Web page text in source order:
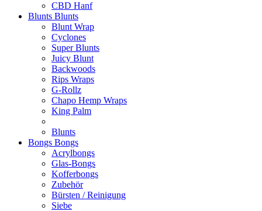
CBD Hanf
Blunts Blunts
Blunt Wrap
Cyclones
Super Blunts
Juicy Blunt
Backwoods
Rips Wraps
G-Rollz
Chapo Hemp Wraps
King Palm
Blunts
Bongs Bongs
Acrylbongs
Glas-Bongs
Kofferbongs
Zubehör
Bürsten / Reinigung
Siebe